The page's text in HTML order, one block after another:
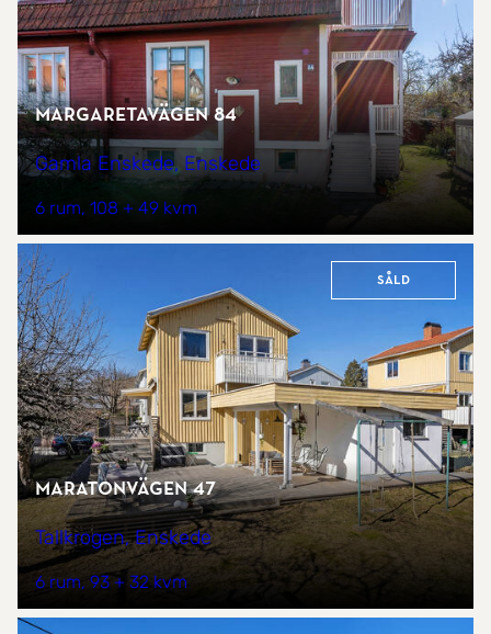
Margaretavägen 84
Gamla Enskede, Enskede
6 rum 108 + 49 kvm
Såld
Maratonvägen 47
Tallkrogen, Enskede
6 rum 93 + 32 kvm